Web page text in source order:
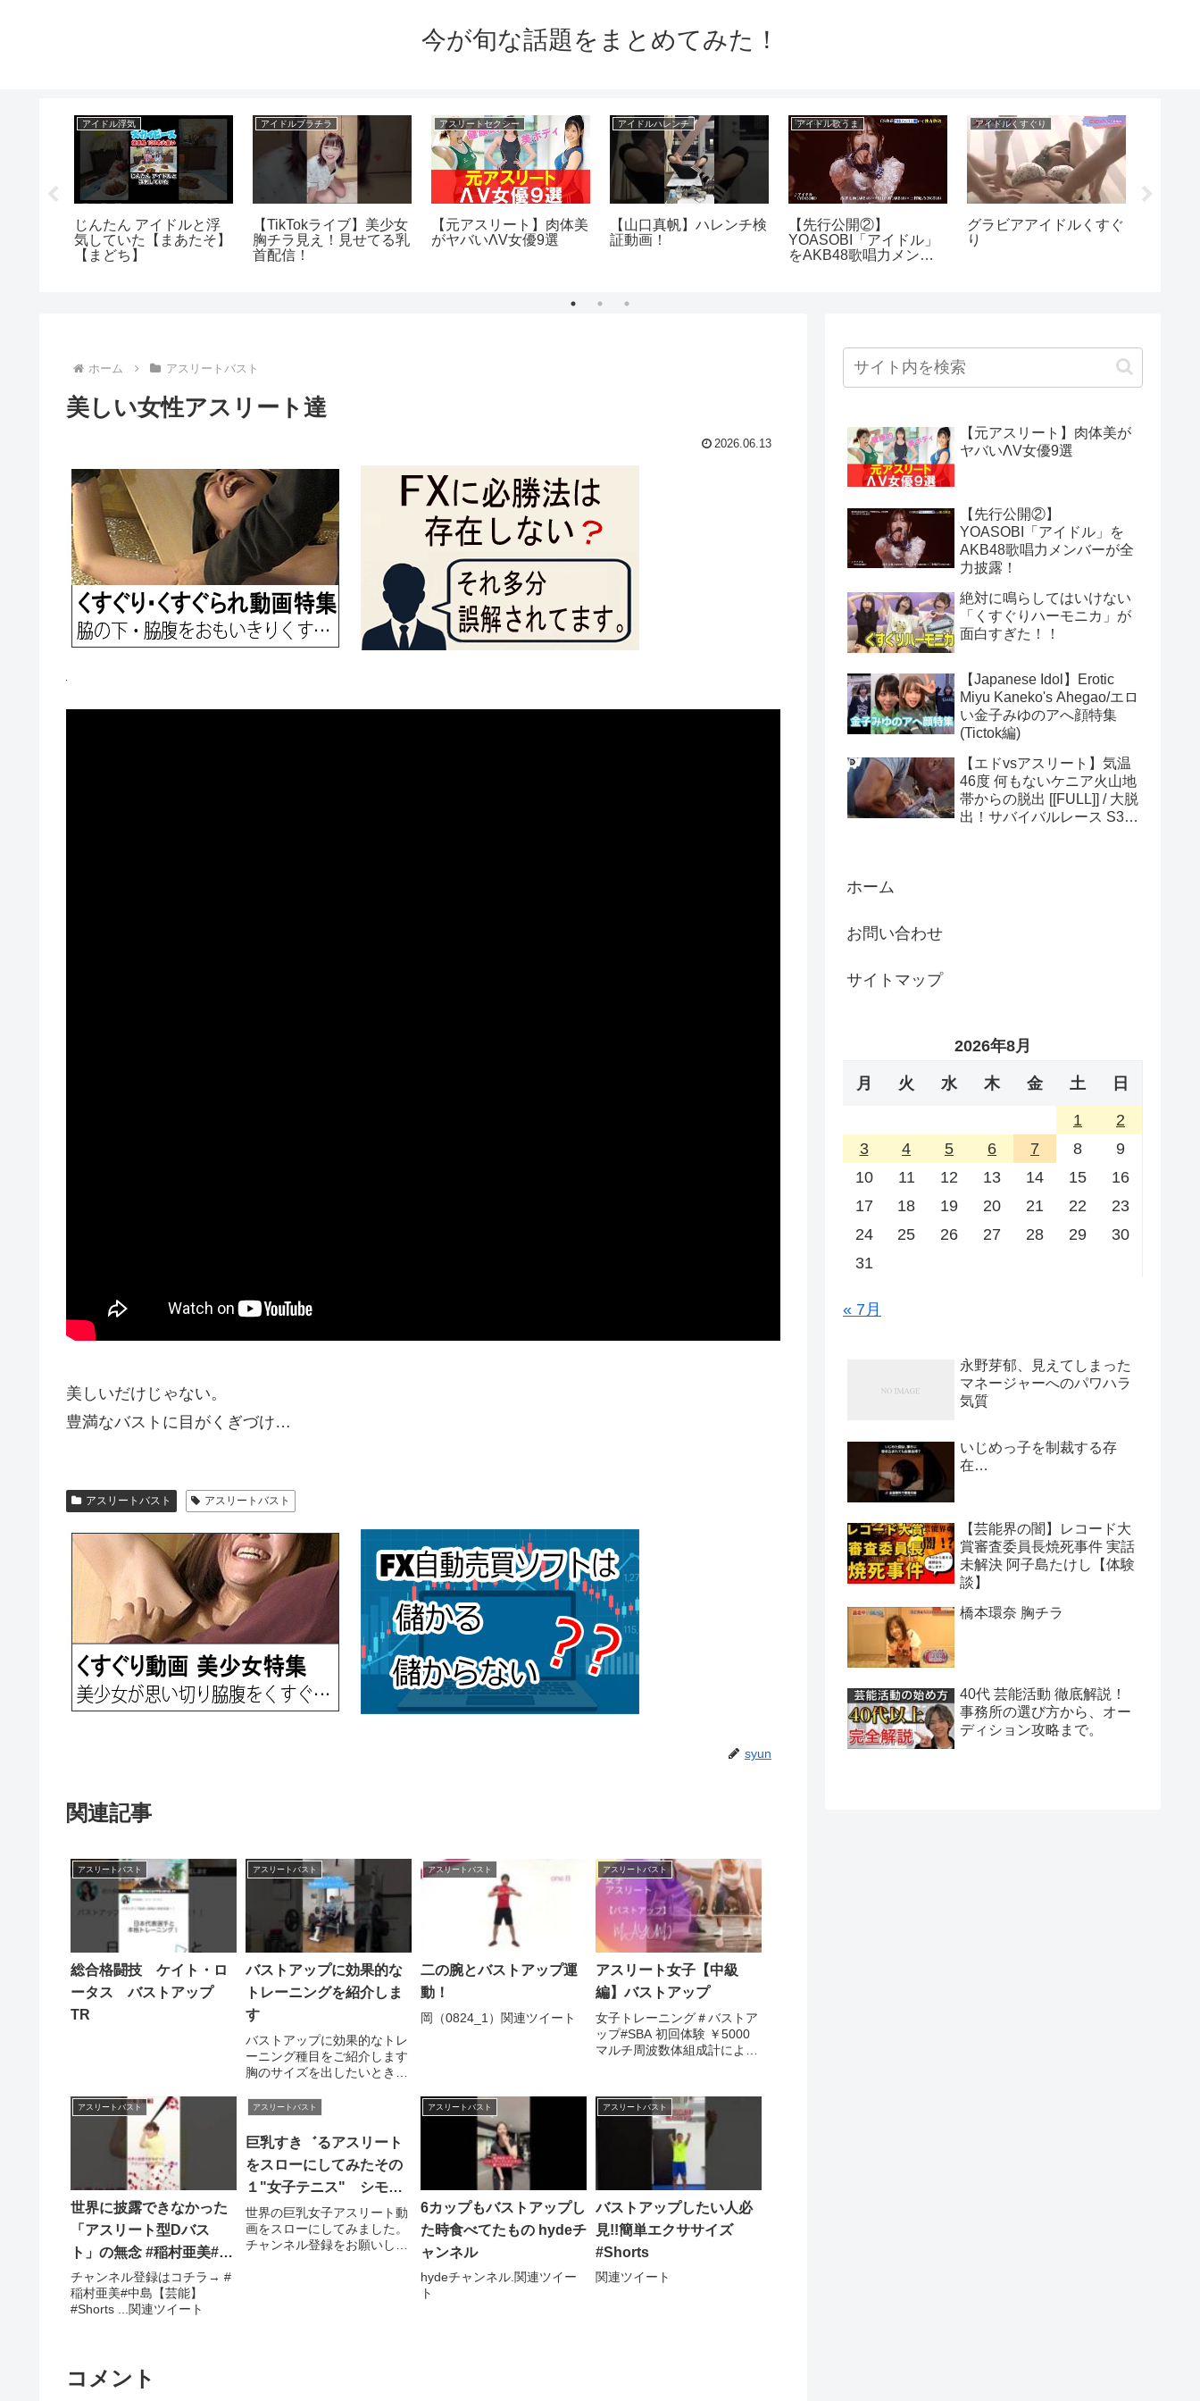
今が旬な話題をまとめてみた！
アイドル浮気
じんたん アイドルと浮
気していた【まあたそ】
【まどち】
アイドルブラチラ
【TikTokライブ】美少女
胸チラ見え！見せてる乳
首配信！
アスリートセクシー
【元アスリート】肉体美
がヤバいΛV女優9選
アイドルハレンチ
【山口真帆】ハレンチ検
証動画！
アイドル歌うま
【先行公開②】
YOASOBI「アイドル」
をAKB48歌唱力メンバ
アイドルくすぐり
グラビアアイドルくすぐ
り
ホーム アスリートバスト
美しい女性アスリート達
2026.06.13
美しいだけじゃない。
豊満なバストに目がくぎづけ…
アスリートバスト アスリートバスト
syun
関連記事
アスリートバスト
総合格闘技 ケイト・ロ
ータス バストアップ
TR
アスリートバスト
バストアップに効果的な
トレーニングを紹介しま
す
バストアップに効果的なトレ
ーニング種目をご紹介します
胸のサイズを出したいとき
ーニングをした ...
アスリートバスト
二の腕とバストアップ運
動！
岡（0824_1）関連ツイート
アスリートバスト
アスリート女子【中級
編】バストアップ
女子トレーニング＃バストア
ップ#SBA 初回体験 ￥5000
マルチ周波数体組成計による
アスリートバスト
世界に披露できなかった
「アスリート型Dバス
ト」の無念 #稲村亜美#中
島【芸能】#Shorts
チャンネル登録はコチラ→ #
稲村亜美#中島【芸能】
#Shorts ...関連ツイート
アスリートバスト
巨乳すき゛るアスリート
をスローにしてみたその
１"女子テニス" シモ
ナ・ハレフ゜
世界の巨乳女子アスリート動
画をスローにしてみました。
チャンネル登録をお願いしま
アスリートバスト
6カップもバストアップし
た時食べてたもの hydeチ
ャンネル
hydeチャンネル.関連ツイー
ト
アスリートバスト
バストアップしたい人必
見!!簡単エクササイズ
#Shorts
関連ツイート
コメント
【元アスリート】肉体美が
ヤバいΛV女優9選
【先行公開②】
YOASOBI「アイドル」を
AKB48歌唱力メンバーが全
力披露！
絶対に鳴らしてはいけない
「くすぐりハーモニカ」が
面白すぎた！！
【Japanese Idol】Erotic
Miyu Kaneko's Ahegao/エロ
い金子みゆのアへ顔特集
(Tictok編)
【エドvsアスリート】気温
46度 何もないケニア火山地
帯からの脱出 [[FULL]] / 大脱
出！サバイバルレース S3
ホーム
お問い合わせ
サイトマップ
2026年8月
月 火 水 木 金 土 日
1
2
3
4 5 6 7 8
9
10
11 12 13 14 15
16
17
18 19 20 21 22
23
24
25 26 27 28 29
30
31
« 7月
永野芽郁、見えてしまった
マネージャーへのパワハラ
気質
いじめっ子を制裁する存
在…
【芸能界の闇】レコード大
賞審査委員長焼死事件 実話
未解決 阿子島たけし【体験
談】
橋本環奈 胸チラ
40代 芸能活動 徹底解説！
事務所の選び方から、オー
ディション攻略まで。